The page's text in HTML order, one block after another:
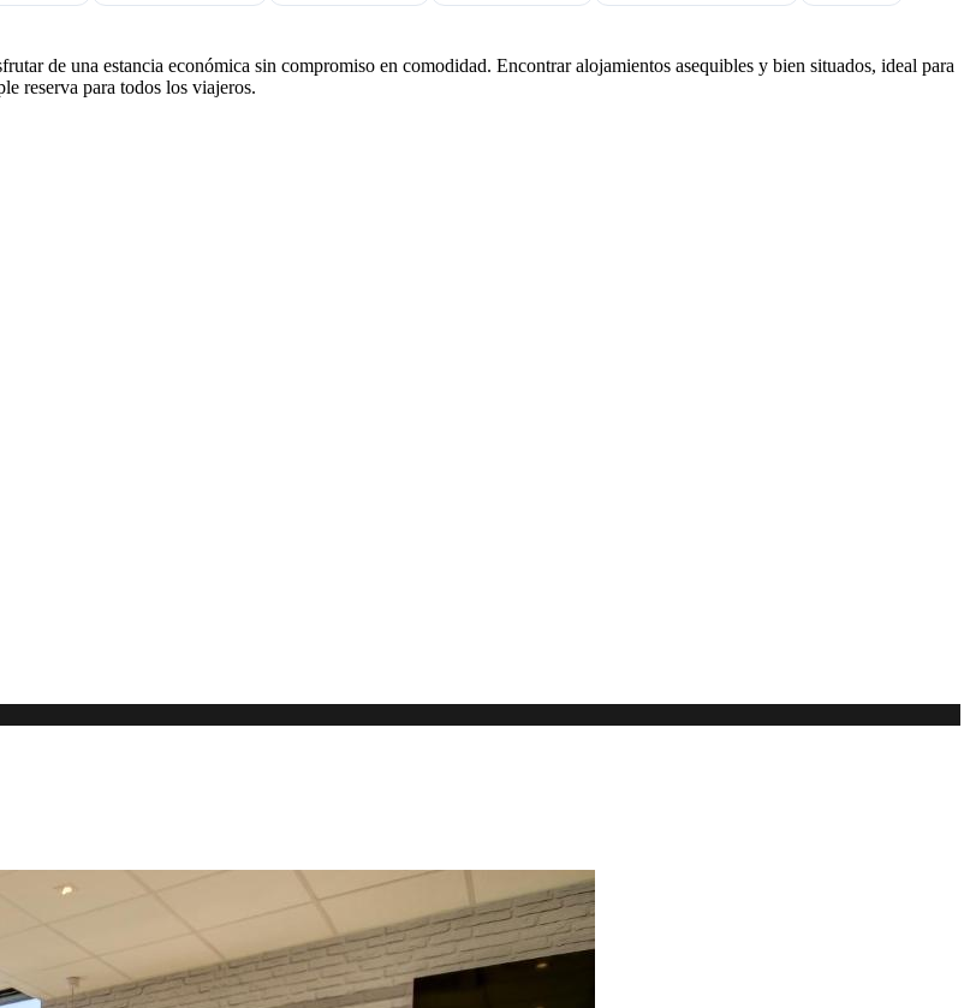
de una estancia económica sin compromiso en comodidad. Encontrar alojamientos asequibles y bien situados, ideal para
reserva para todos los viajeros.